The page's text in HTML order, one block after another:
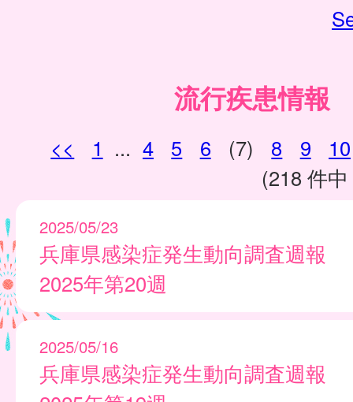
流行疾患情報
<< 1 ... 4 5 6 (7) 8 9
10
(218 件
2025/05/23
兵庫県感染症発生動向調査週報
2025年第20週
2025/05/16
兵庫県感染症発生動向調査週報